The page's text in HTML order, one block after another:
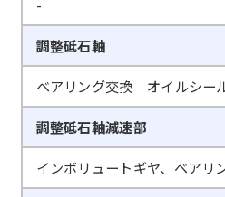
-
調整砥石軸
ベアリング交換 オイルシー
調整砥石軸減速部
インボリュートギヤ、ベアリ